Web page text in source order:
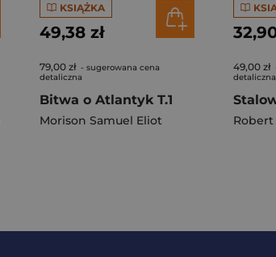
KSIĄŻKA
49,38 zł
79,00 zł - sugerowana cena
detaliczna
Bitwa o Atlantyk T.1
Morison Samuel Eliot
49,00 zł
detaliczna
Robert